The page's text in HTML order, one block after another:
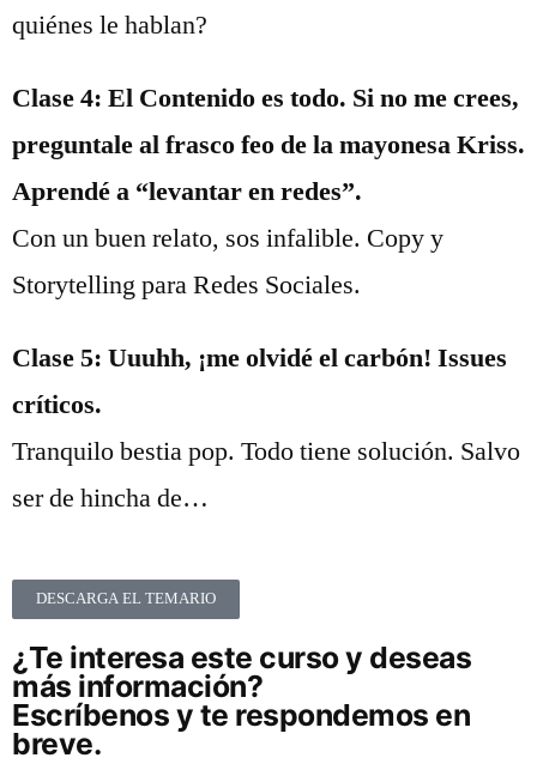
quiénes le hablan?
Clase 4: El Contenido es todo. Si no me crees,
preguntale al frasco feo de la mayonesa Kriss.
Aprendé a “levantar en redes”.
Con un buen relato, sos infalible. Copy y
Storytelling para Redes Sociales.
Clase 5: Uuuhh, ¡me olvidé el carbón! Issues
críticos.
Tranquilo bestia pop. Todo tiene solución. Salvo
ser de hincha de…
DESCARGA EL TEMARIO
¿Te interesa este curso y deseas
más información?
Escríbenos y te respondemos en
breve.